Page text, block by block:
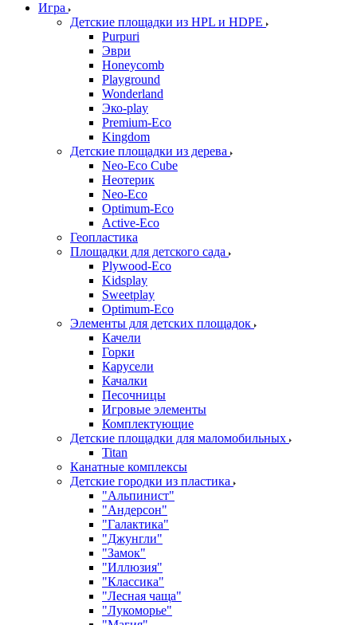
Игра
Детские площадки из HPL и HDPE
Purpuri
Эври
Honeycomb
Playground
Wonderland
Эко-play
Premium-Eco
Kingdom
Детские площадки из дерева
Neo-Eco Cube
Неотерик
Neo-Eco
Оptimum-Еco
Active-Eco
Геопластика
Площадки для детского сада
Plywood-Eco
Kidsplay
Sweetplay
Оptimum-Еco
Элементы для детских площадок
Качели
Горки
Карусели
Качалки
Песочницы
Игровые элементы
Комплектующие
Детские площадки для маломобильных
Titan
Канатные комплексы
Детские городки из пластика
"Альпинист"
"Андерсон"
"Галактика"
"Джунгли"
"Замок"
"Иллюзия"
"Классика"
"Лесная чаща"
"Лукоморье"